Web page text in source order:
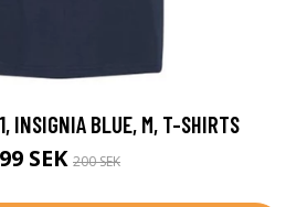
INSIGNIA BLUE, M, T-SHIRTS
99 SEK 200 SEK